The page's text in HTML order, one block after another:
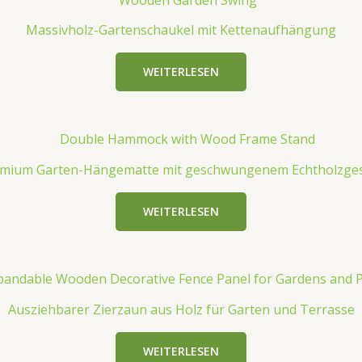
Massivholz-Gartenschaukel mit Kettenaufhängung
WEITERLESEN
Garten-Hängematte mit geschwungenem
WEITERLESEN
Ausziehbarer Zierzaun aus Holz für Garten und Terrasse
WEITERLESEN